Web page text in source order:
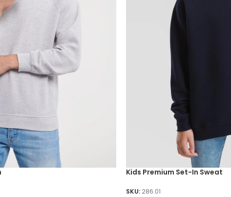
Kids Premium Set-In Sweat
SKU: 286.01